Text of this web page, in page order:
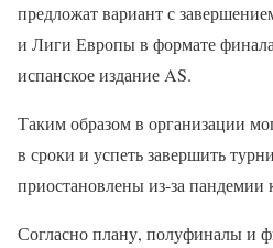
предложат вариант с
и Лиги Европы в формате
испанское издание AS.
Таким образом в организации
в сроки и успеть завершить
приостановлены из-за пандемии
Согласно плану, полуфиналы и